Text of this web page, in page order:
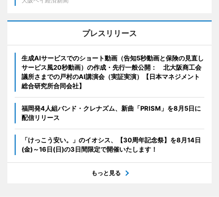
プレスリリース
生成AIサービスでのショート動画（告知5秒動画と保険の見直し
サービス風20秒動画）の作成・先行一般公開： 北大阪商工会
議所さまでの戸村のAI講演会（実証実演）【日本マネジメント
総合研究所合同会社】
福岡発4人組バンド・クレナズム、新曲「PRISM」を8月5日に
配信リリース
「けっこう安い。」のイオシス、【30周年記念祭】を8月14日
(金)～16日(日)の3日間限定で開催いたします！
もっと見る